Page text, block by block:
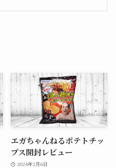
エガちゃんねるポテトチッ
プス開封レビュー
2024年2月6日